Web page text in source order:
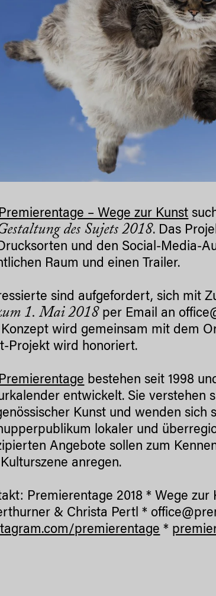
Premierentage – Wege zur Kunst
des Sujets 2018. Das
und den Social-Media-
Raum und einen Trailer.
sind aufgefordert, sich mit
1. Mai 2018 per Email an
Konzept wird gemeinsam mit dem
Projekt wird honoriert.
bestehen seit 1998
entwickelt. Sie verstehen
Kunst und wenden sich
lokaler und
Angebote sollen zum
anregen.
Premierentage 2018 * Wege zur
& Christa Pertl *
premierentage *